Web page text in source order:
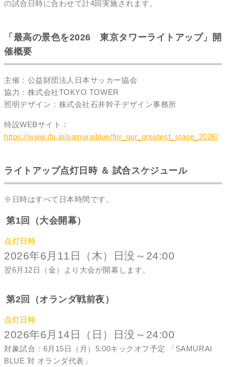
の試合日時に合わせて計4回実施されます。
「最高の景色を2026 東京タワーライトアップ」開
催概要
主催：公益財団法人日本サッカー協会
協力：株式会社TOKYO TOWER
照明デザイン：株式会社石井幹子デザイン事務所
特設WEBサイト：
https://www.jfa.jp/samuraiblue/for_our_greatest_stage_2026/
ライトアップ点灯日時 ＆ 試合スケジュール
※日時はすべて日本時間です。
第1回（大会開幕）
点灯日時
2026年6月11日（木）日没～24:00
翌6月12日（金）より大会が開幕します。
第2回（オランダ戦前夜）
点灯日時
2026年6月14日（日）日没～24:00
対象試合：6月15日（月）5:00キックオフ予定 「SAMURAI
BLUE 対 オランダ代表」